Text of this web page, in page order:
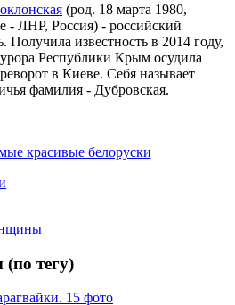
(род. 18 марта 1980,
- ЛНР, Россия) - российский
Получила известность в 2014 году,
Республики Крым осудила
в Киеве. Себя называет
фамилия - Дубровская.
красивые белоруски
тегу)
15 фото